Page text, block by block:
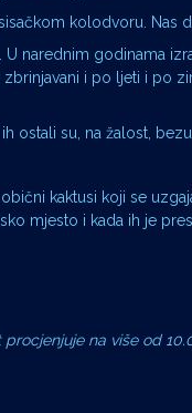
kolodvoru. Nas
narednim godinama
i po ljeti i po
ostali su, na žalost,
kaktusi koji se
mjesto i kada ih je
na više od